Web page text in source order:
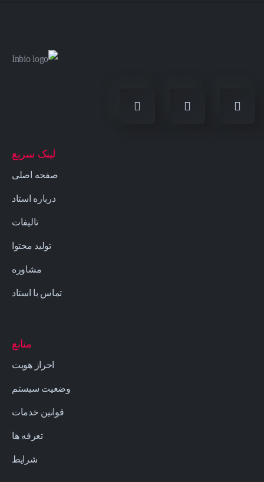
لینک سریع
صفحه اصلی
درباره استاد
تالیفات
تولید محتوا
مشاوره
تماس با استاد
منابع
احراز هویت
وضعیت سیستم
قوانین خدمات
تعرفه ها
شرایط